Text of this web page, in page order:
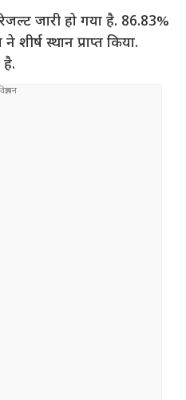
जारी हो गया है. 86.83%
स्थान प्राप्त किया.
है.